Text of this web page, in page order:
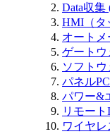
Data収
HMI（タ
オート
ゲートウ
ソフトウ
パネルPC
パワー&
リモー
ワイヤ